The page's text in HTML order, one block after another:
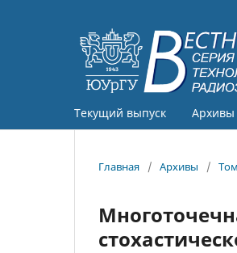
Текущий выпуск Архивы
Главная / Архивы /